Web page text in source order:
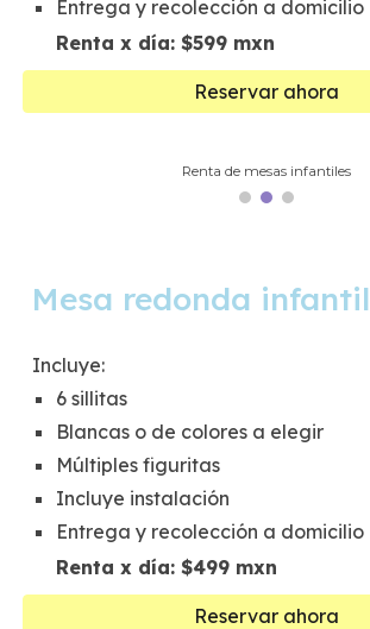
Entrega y recolección a domicilio
Renta x día: $599 mxn
Reservar ahora
Renta de mesas infantiles
Mesa redonda infantil
Incluye:
6 sillitas
Blancas o de colores a elegir
Múltiples figuritas
Incluye instalación
Entrega y recolección a domicilio
Renta x día: $499 mxn
Reservar ahora